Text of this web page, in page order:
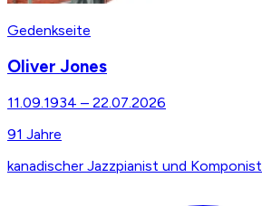
Gedenkseite
Oliver Jones
11.09.1934 – 22.07.2026
91 Jahre
kanadischer Jazzpianist und Komponist